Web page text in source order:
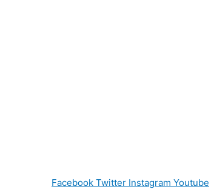
Facebook Twitter Instagram Youtube